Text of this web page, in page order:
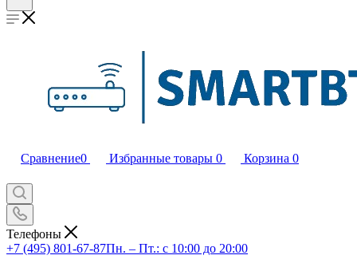
Сравнение0 Избранные товары 0 Корзина 0
Телефоны
+7 (495) 801-67-87Пн. – Пт.: с 10:00 до 20:00